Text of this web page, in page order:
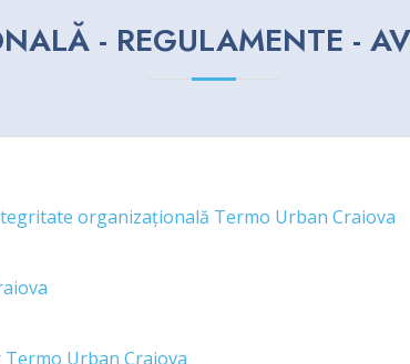
- REGULAMENTE -
organizațională Termo Urban Craiova
Urban Craiova